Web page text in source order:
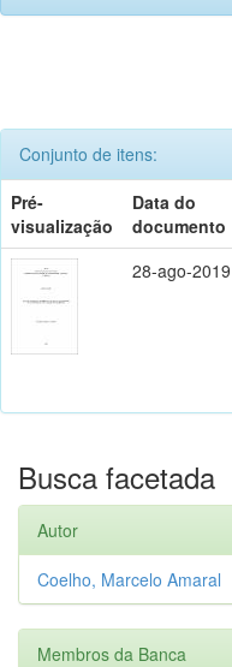
Conjunto de itens:
Pré-
visualização
Data do
documento
28-ago-2019
Busca facetada
Autor
Coelho, Marcelo Amaral
Membros da Banca